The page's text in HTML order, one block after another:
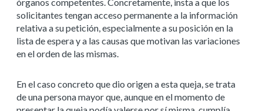
órganos competentes. Concretamente, insta a que los
solicitantes tengan acceso permanente a la información
relativa a su petición, especialmente a su posición en la
lista de espera y a las causas que motivan las variaciones
en el orden de las mismas.
En el caso concreto que dio origen a esta queja, se trata
de una persona mayor que, aunque en el momento de